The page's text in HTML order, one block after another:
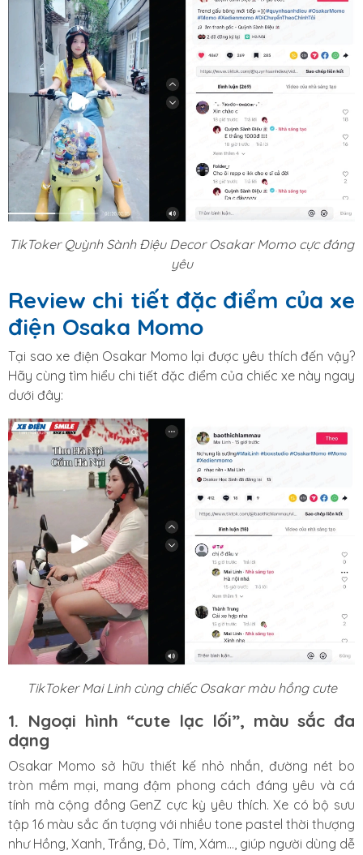
TikToker Quỳnh Sành Điệu Decor Osakar Momo cực đáng
yêu
Review chi tiết đặc điểm của xe
điện Osaka Momo
Tại sao xe điện Osakar Momo lại được yêu thích đến vậy?
Hãy cùng tìm hiểu chi tiết đặc điểm của chiếc xe này ngay
dưới đây:
TikToker Mai Linh cùng chiếc Osakar màu hồng cute
1. Ngoại hình “cute lạc lối”, màu sắc đa
dạng
Osakar Momo sở hữu thiết kế nhỏ nhắn, đường nét bo
tròn mềm mại, mang đậm phong cách đáng yêu và cá
tính mà cộng đồng GenZ cực kỳ yêu thích. Xe có bộ sưu
tập 16 màu sắc ấn tượng với nhiều tone pastel thời thượng
như Hồng, Xanh, Trắng, Đỏ, Tím, Xám..., giúp người dùng dễ